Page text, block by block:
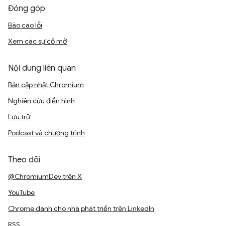
Đóng góp
Báo cáo lỗi
Xem các sự cố mở
Nội dung liên quan
Bản cập nhật Chromium
Nghiên cứu điển hình
Lưu trữ
Podcast và chương trình
Theo dõi
@ChromiumDev trên X
YouTube
Chrome dành cho nhà phát triển trên LinkedIn